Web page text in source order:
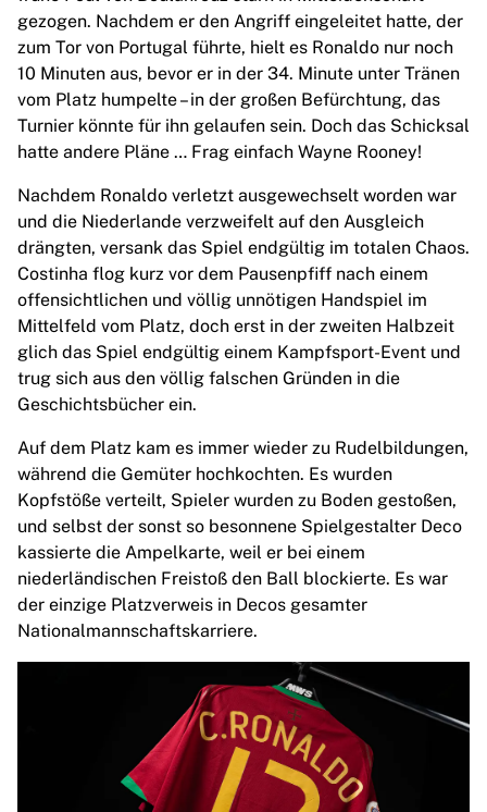
gezogen. Nachdem er den Angriff eingeleitet hatte, der
zum Tor von Portugal führte, hielt es Ronaldo nur noch
10 Minuten aus, bevor er in der 34. Minute unter Tränen
vom Platz humpelte – in der großen Befürchtung, das
Turnier könnte für ihn gelaufen sein. Doch das Schicksal
hatte andere Pläne … Frag einfach Wayne Rooney!
Nachdem Ronaldo verletzt ausgewechselt worden war
und die Niederlande verzweifelt auf den Ausgleich
drängten, versank das Spiel endgültig im totalen Chaos.
Costinha flog kurz vor dem Pausenpfiff nach einem
offensichtlichen und völlig unnötigen Handspiel im
Mittelfeld vom Platz, doch erst in der zweiten Halbzeit
glich das Spiel endgültig einem Kampfsport-Event und
trug sich aus den völlig falschen Gründen in die
Geschichtsbücher ein.
Auf dem Platz kam es immer wieder zu Rudelbildungen,
während die Gemüter hochkochten. Es wurden
Kopfstöße verteilt, Spieler wurden zu Boden gestoßen,
und selbst der sonst so besonnene Spielgestalter Deco
kassierte die Ampelkarte, weil er bei einem
niederländischen Freistoß den Ball blockierte. Es war
der einzige Platzverweis in Decos gesamter
Nationalmannschaftskarriere.